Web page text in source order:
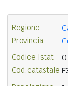
Regione
Provincia
Codice Istat
Cod.catastale